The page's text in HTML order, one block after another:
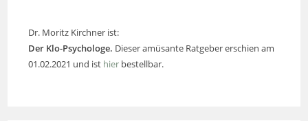
Dr. Moritz Kirchner ist:
Der Klo-Psychologe. Dieser amüsante Ratgeber erschien am
01.02.2021 und ist hier bestellbar.